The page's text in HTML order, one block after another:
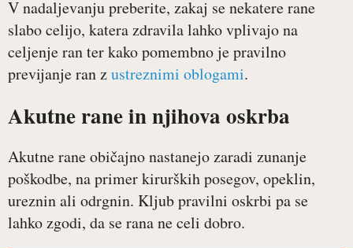
V nadaljevanju preberite, zakaj se nekatere rane
slabo celijo, katera zdravila lahko vplivajo na
celjenje ran ter kako pomembno je pravilno
previjanje ran zustreznimi oblogami.
Akutne rane in njihova oskrba
Akutne rane običajno nastanejo zaradi zunanje
poškodbe, na primer kirurških posegov, opeklin,
ureznin ali odrgnin. Kljub pravilni oskrbi pa se
lahko zgodi, da se rana ne celi dobro.